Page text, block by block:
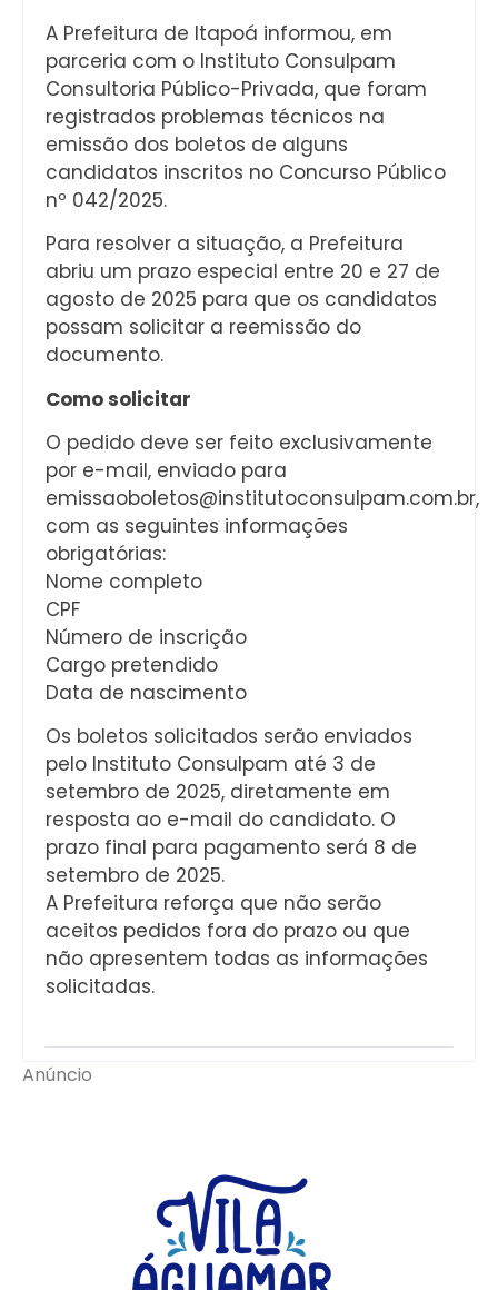
A Prefeitura de Itapoá informou, em
parceria com o Instituto Consulpam
Consultoria Público-Privada, que foram
registrados problemas técnicos na
emissão dos boletos de alguns
candidatos inscritos no Concurso Público
nº 042/2025.
Para resolver a situação, a Prefeitura
abriu um prazo especial entre 20 e 27 de
agosto de 2025 para que os candidatos
possam solicitar a reemissão do
documento.
Como solicitar
O pedido deve ser feito exclusivamente
por e-mail, enviado para
emissaoboletos@institutoconsulpam.com.br,
com as seguintes informações
obrigatórias:
Nome completo
CPF
Número de inscrição
Cargo pretendido
Data de nascimento
Os boletos solicitados serão enviados
pelo Instituto Consulpam até 3 de
setembro de 2025, diretamente em
resposta ao e-mail do candidato. O
prazo final para pagamento será 8 de
setembro de 2025.
A Prefeitura reforça que não serão
aceitos pedidos fora do prazo ou que
não apresentem todas as informações
solicitadas.
Anúncio